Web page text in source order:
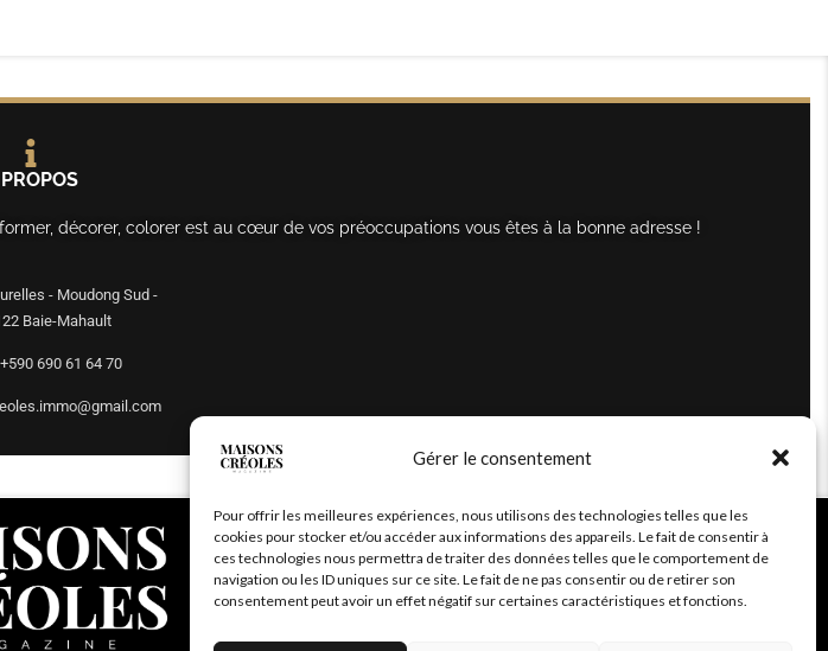
Gérer le consentement
Pour offrir les meilleures expériences, nous utilisons des technologies telles que les
cookies pour stocker et/ou accéder aux informations des appareils. Le fait de consentir à
ces technologies nous permettra de traiter des données telles que le comportement de
navigation ou les ID uniques sur ce site. Le fait de ne pas consentir ou de retirer son
consentement peut avoir un effet négatif sur certaines caractéristiques et fonctions.
décorer, colorer est au cœur de vos préoccupations vous êtes à la bonne adresse !
- Moudong Sud -
Baie-Mahault
690 61 64 70